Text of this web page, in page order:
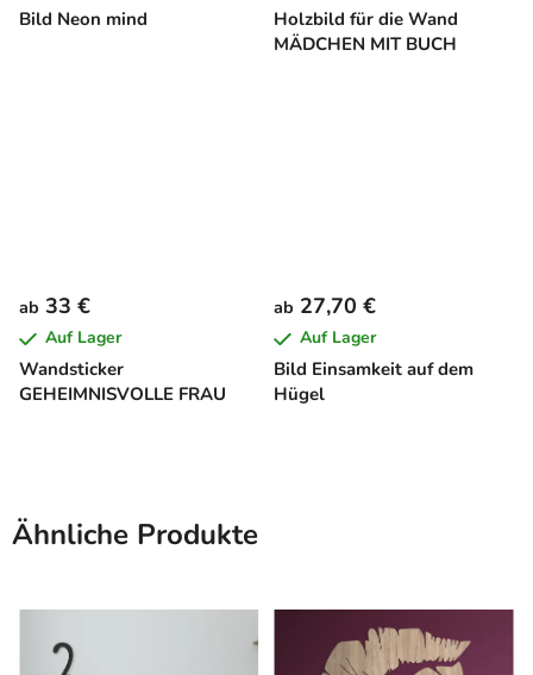
Bild Neon mind
Holzbild für die Wand
MÄDCHEN MIT BUCH
Wandsticker
GEHEIMNISVOLLE FRAU
ab 33 €
Auf Lager
Bild Einsamkeit auf dem
Hügel
ab 27,70 €
Auf Lager
Ähnliche Produkte